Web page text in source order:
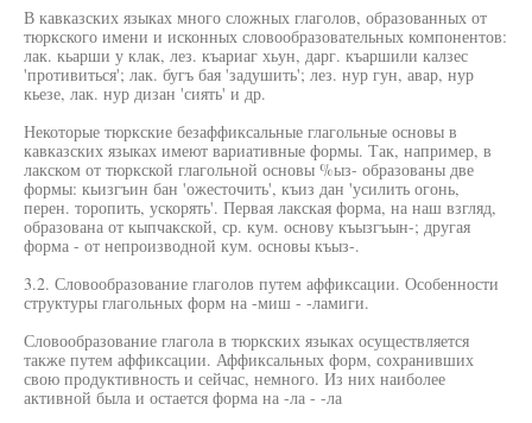
В кавказских языках много сложных глаголов, образованных от
тюркского имени и исконных словообразовательных компонентов:
лак. кьарши у клак, лез. къариаг хьун, дарг. къаршили калзес
'противиться'; лак. бугъ бая 'задушить'; лез. нур гун, авар, нур
кьезе, лак. нур дизан 'сиять' и др.
Некоторые тюркские безаффиксальные глагольные основы в
кавказских языках имеют вариативные формы. Так, например, в
лакском от тюркской глагольной основы %ыз- образованы две
формы: кьизгъин бан 'ожесточить', къиз дан 'усилить огонь,
перен. торопить, ускорять'. Первая лакская форма, на наш взгляд,
образована от кыпчакской, ср. кум. основу къызгъын-; другая
форма - от непроизводной кум. основы къыз-.
3.2. Словообразование глаголов путем аффиксации. Особенности
структуры глагольных форм на -миш - -ламиги.
Словообразование глагола в тюркских языках осуществляется
также путем аффиксации. Аффиксальных форм, сохранивших
свою продуктивность и сейчас, немного. Из них наиболее
активной была и остается форма на -ла - -ла